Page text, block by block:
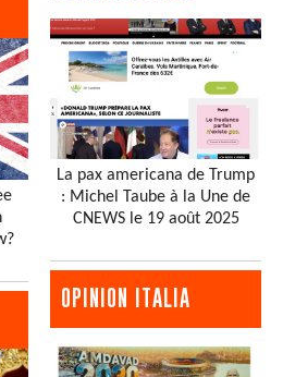
La pax americana de Trump
: Michel Taube à la Une de
CNEWS le 19 août 2025
OPINION ITALIA